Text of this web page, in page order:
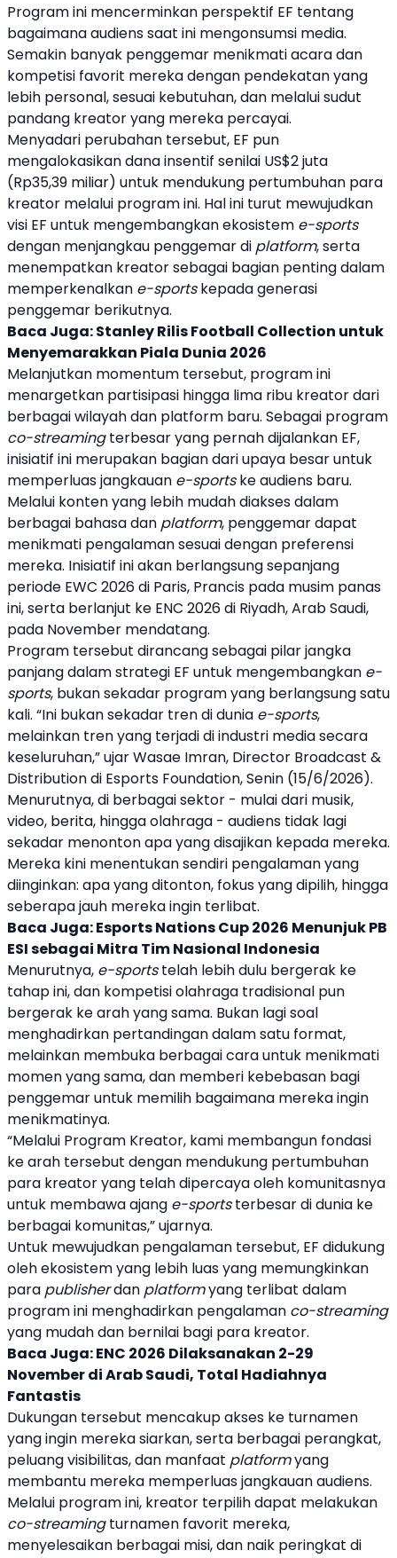
Program ini mencerminkan perspektif EF tentang
bagaimana audiens saat ini mengonsumsi media.
Semakin banyak penggemar menikmati acara dan
kompetisi favorit mereka dengan pendekatan yang
lebih personal, sesuai kebutuhan, dan melalui sudut
pandang kreatoryang mereka percayai.
Menyadari perubahan tersebut, EF pun
mengalokasikan dana insentif senilai US$2 juta
(Rp35,39 miliar) untuk mendukung pertumbuhan para
kreator melalui program ini. Hal ini turut mewujudkan
visi EF untuk mengembangkan ekosistem e-sports
dengan menjangkau penggemar di platform, serta
menempatkan kreatorsebagai bagian penting dalam
memperkenalkan e-sportskepada generasi
penggemar berikutnya.
Baca Juga:Stanley Rilis Football Collection untuk
Menyemarakkan Piala Dunia 2026
Melanjutkan momentum tersebut, program ini
menargetkan partisipasi hingga lima ribu kreatordari
berbagai wilayah dan platform baru. Sebagai program
co-streamingterbesar yang pernah dijalankan EF,
inisiatif ini merupakan bagian dari upaya besar untuk
memperluas jangkauan e-sportske audiens baru.
Melalui konten yang lebih mudah diakses dalam
berbagai bahasa dan platform, penggemar dapat
menikmati pengalaman sesuai dengan preferensi
mereka. Inisiatif ini akan berlangsung sepanjang
periode EWC 2026di Paris, Prancis pada musim panas
ini, serta berlanjut ke ENC 2026di Riyadh, Arab Saudi,
pada November mendatang.
Program tersebut dirancang sebagai pilar jangka
panjang dalam strategi EF untuk mengembangkan e-
sports, bukan sekadar program yang berlangsung satu
kali. “Ini bukan sekadar tren di dunia e-sports,
melainkan tren yang terjadi di industri media secara
keseluruhan,” ujar Wasae Imran, Director Broadcast &
Distribution di Esports Foundation, Senin (15/6/2026).
Menurutnya, di berbagai sektor - mulai dari musik,
video, berita, hingga olahraga - audiens tidak lagi
sekadar menonton apa yang disajikan kepada mereka.
Mereka kini menentukan sendiri pengalaman yang
diinginkan: apa yang ditonton, fokus yang dipilih, hingga
seberapa jauh mereka ingin terlibat.
Baca Juga:Esports Nations Cup 2026 Menunjuk PB
ESI sebagai Mitra Tim Nasional Indonesia
Menurutnya, e-sportstelah lebih dulu bergerak ke
tahap ini, dan kompetisi olahraga tradisional pun
bergerak ke arah yang sama. Bukan lagi soal
menghadirkan pertandingan dalam satu format,
melainkan membuka berbagai cara untuk menikmati
momen yang sama, dan memberi kebebasan bagi
penggemar untuk memilih bagaimana mereka ingin
menikmatinya.
“Melalui Program Kreator, kami membangun fondasi
ke arah tersebut dengan mendukung pertumbuhan
para kreatoryang telah dipercaya oleh komunitasnya
untuk membawa ajang e-sportsterbesar di dunia ke
berbagai komunitas,” ujarnya.
Untuk mewujudkan pengalaman tersebut, EF didukung
oleh ekosistem yang lebih luas yang memungkinkan
para publisherdan platformyang terlibat dalam
program ini menghadirkan pengalaman co-streaming
yang mudah dan bernilai bagi para kreator.
Baca Juga:ENC 2026 Dilaksanakan 2-29
November di Arab Saudi, Total Hadiahnya
Fantastis
Dukungan tersebut mencakup akses ke turnamen
yang ingin mereka siarkan, serta berbagai perangkat,
peluang visibilitas, dan manfaat platformyang
membantu mereka memperluas jangkauan audiens.
Melalui program ini, kreator terpilih dapat melakukan
co-streamingturnamen favorit mereka,
menyelesaikan berbagai misi, dan naik peringkat di